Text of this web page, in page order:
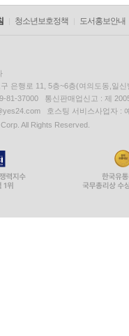
청소년보호정책 도서홍보안내
은행로 11, 5층~6층(여의도동,일신
81-37000 통신판매업신고 : 제
호스팅 서비스사업자 :
All Rights Reserved.